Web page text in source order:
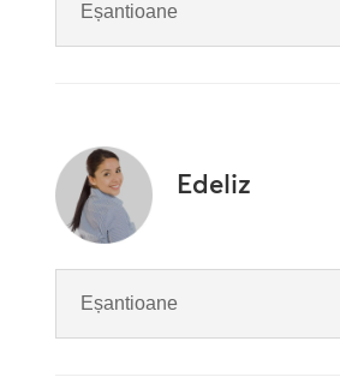
Eșantioane
Edeliz
Eșantioane